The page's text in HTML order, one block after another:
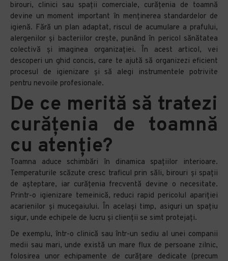
birouri, clinici sau spații comerciale, curățenia de toamnă
devine un moment important în menținerea standardelor de
igienă. Fără un plan adaptat, riscul de acumulare a prafului,
alergenilor și bacteriilor crește, punând în pericol sănătatea
colectivă și imaginea organizației. În acest articol, vei
descoperi un ghid concis, care te ajută să organizezi eficient
procesul de igienizare și să alegi instrumentele potrivite
pentru nevoile profesionale.
De ce merită să tratezi
curățenia de toamnă
cu atenție?
Toamna aduce schimbări în dinamica spațiilor interioare.
Temperaturile scăzute cresc traficul prin săli, birouri și spații
de așteptare, iar curățenia frecventă devine o necesitate.
Printr-o igienizare temeinică, reduci rapid pericolul apariției
acarienilor și mucegaiului. În același timp, asiguri un spațiu
sigur, unde echipele de lucru și clienții se simt protejați.
De exemplu, într-o clinică sau într-un sediu al unei companii
medii sau mari, unde există un mare flux de persoane zilnic,
folosirea unor echipamente de curățare dedicate (precum